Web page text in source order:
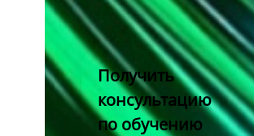
Получить
консультацию
по обучению